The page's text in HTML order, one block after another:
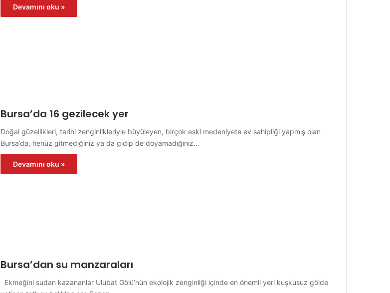
Devamını oku »
Bursa’da 16 gezilecek yer
Doğal güzellikleri, tarihi zenginlikleriyle büyüleyen, birçok eski medeniyete ev sahipliği yapmış olan
Bursa’da, henüz gitmediğiniz ya da gidip de doyamadığınız…
Devamını oku »
Bursa’dan su manzaraları
Ekmeğini sudan kazananlar Ulubat Gölü’nün ekolojik zenginliği içinde en önemli yeri kuşkusuz gölde